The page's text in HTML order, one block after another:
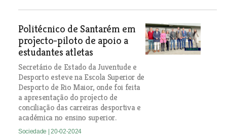
Politécnico de Santarém em
projecto-piloto de apoio a
estudantes atletas
Secretário de Estado da Juventude e
Desporto esteve na Escola Superior de
Desporto de Rio Maior, onde foi feita
a apresentação do projecto de
conciliação das carreiras desportiva e
académica no ensino superior.
Sociedade | 20-02-2024